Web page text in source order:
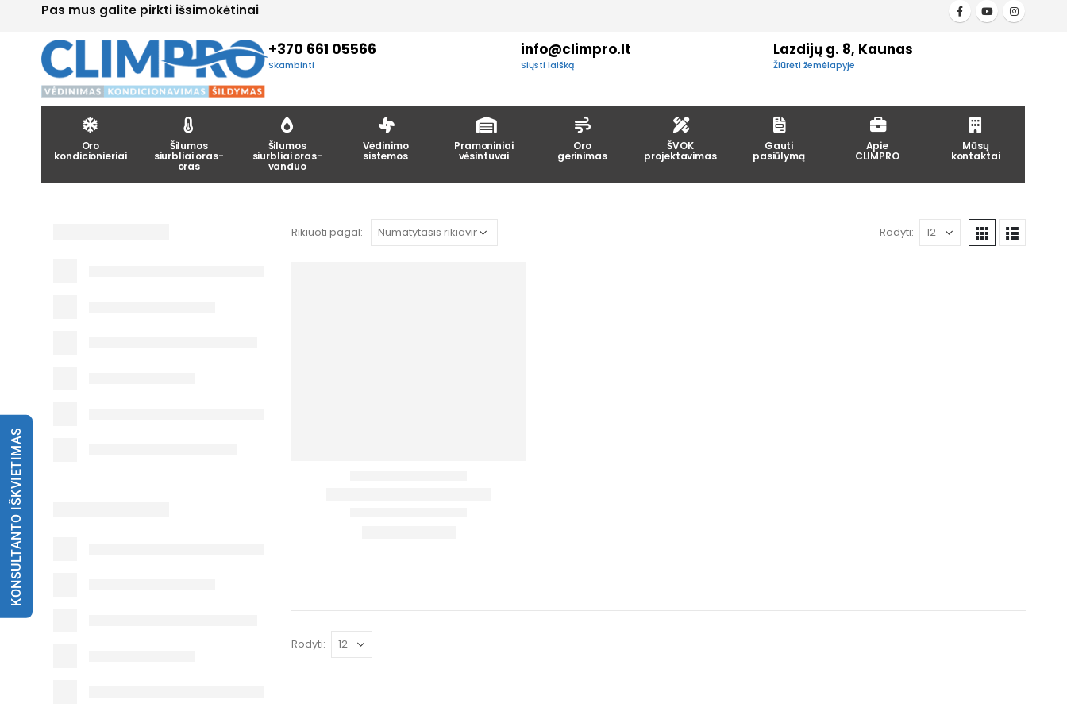
Pas mus galite pirkti išsimokėtinai
+370 661 05566
Skambinti
info@climpro.lt
Siųsti laišką
Lazdijų g. 8, Kaunas
Žiūrėti žemėlapyje
Oro
kondicionieriai
Šilumos
siurbliai oras-
oras
Šilumos
siurbliai oras-
vanduo
Vėdinimo
sistemos
Pramoniniai
vėsintuvai
Oro
gerinimas
ŠVOK
projektavimas
Gauti
pasiūlymą
Apie
CLIMPRO
Mūsų
kontaktai
Rikiuoti pagal: Rodyti:
Rodyti:
KONSULTANTO IŠKVIETIMAS